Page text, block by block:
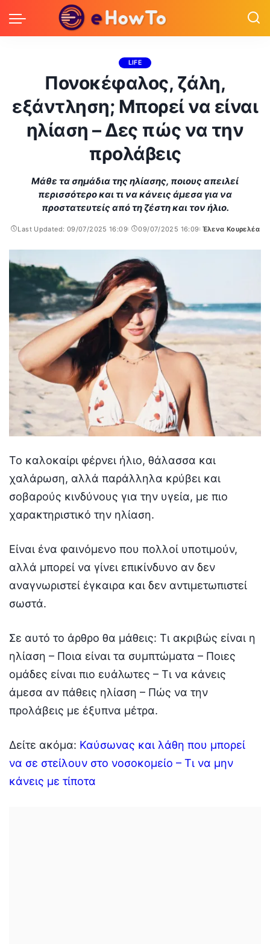
LIFE
Πονοκέφαλος, ζάλη,
εξάντληση; Μπορεί να είναι
ηλίαση – Δες πώς να την
προλάβεις
Μάθε τα σημάδια της ηλίασης, ποιους απειλεί
περισσότερο και τι να κάνεις άμεσα για να
προστατευτείς από τη ζέστη και τον ήλιο.
Last Updated: 09/07/2025 16:09 09/07/2025 16:09
Posted
Έλενα Κουρελέα
Το καλοκαίρι φέρνει ήλιο, θάλασσα και
χαλάρωση, αλλά παράλληλα κρύβει και
σοβαρούς κινδύνους για την υγεία, με πιο
χαρακτηριστικό την ηλίαση.
Είναι ένα φαινόμενο που πολλοί υποτιμούν,
αλλά μπορεί να γίνει επικίνδυνο αν δεν
αναγνωριστεί έγκαιρα και δεν αντιμετωπιστεί
σωστά.
Σε αυτό το άρθρο θα μάθεις: Τι ακριβώς είναι η
ηλίαση – Ποια είναι τα συμπτώματα – Ποιες
ομάδες είναι πιο ευάλωτες – Τι να κάνεις
άμεσα αν πάθεις ηλίαση – Πώς να την
προλάβεις με έξυπνα μέτρα.
Δείτε ακόμα: Καύσωνας και λάθη που μπορεί
να σε στείλουν στο νοσοκομείο – Τι να μην
κάνεις με τίποτα